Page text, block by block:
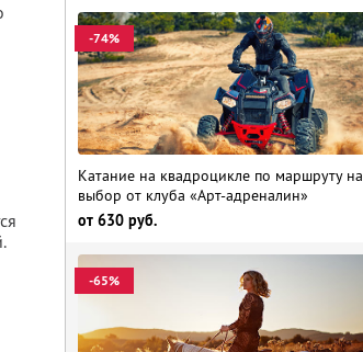
-74%
Катание на квадроцикле по маршруту на
выбор от клуба «Арт-адреналин»
от 630 руб.
-65%